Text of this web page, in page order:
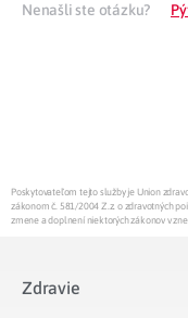
Nenašli ste otázku?
Poskytovateľom tejto služby je Union
zákonom č. 581/2004 Z.z. o zdravotných
zmene a doplnení niektorých zákonov v
Zdravie